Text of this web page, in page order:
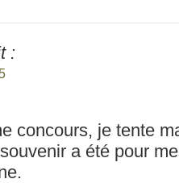
:
concours, je tente
a été pour